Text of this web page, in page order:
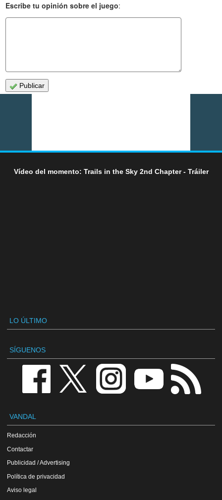
Escribe tu opinión sobre el juego:
Publicar
Vídeo del momento: Trails in the Sky 2nd Chapter - Tráiler
LO ÚLTIMO
SÍGUENOS
VANDAL
Redacción
Contactar
Publicidad / Advertising
Política de privacidad
Aviso legal